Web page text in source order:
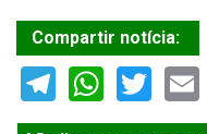
Compartir notícia:
Telegram